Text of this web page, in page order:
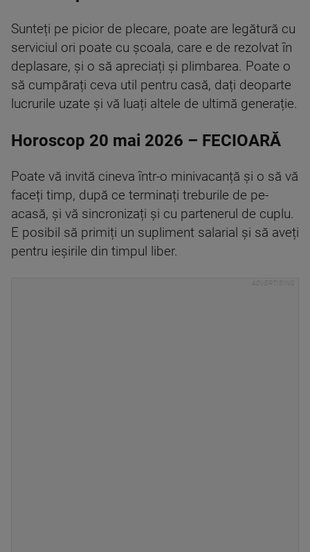
Sunteți pe picior de plecare, poate are legătură cu
serviciul ori poate cu școala, care e de rezolvat în
deplasare, și o să apreciați și plimbarea. Poate o
să cumpărați ceva util pentru casă, dați deoparte
lucrurile uzate și vă luați altele de ultimă generație.
Horoscop 20 mai 2026 – FECIOARĂ
Poate vă invită cineva într-o minivacanță și o să vă
faceți timp, după ce terminați treburile de pe-
acasă, și vă sincronizați și cu partenerul de cuplu.
E posibil să primiți un supliment salarial și să aveți
pentru ieșirile din timpul liber.